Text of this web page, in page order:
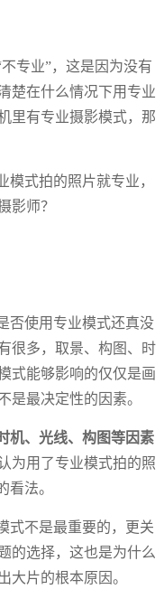
专业”，这是因为没有
楚在什么情况下用专业
里有专业摄影模式，那
模式拍的照片就专业，
影师？
否使用专业模式还真没
很多，取景、构图、时
式能够影响的仅仅是画
是最决定性的因素。
机、光线、构图等因素
为用了专业模式拍的照
看法。
式不是最重要的，更关
的选择，这也是为什么
大片的根本原因。